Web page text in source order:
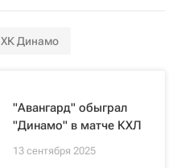
ХК Динамо
"Авангард" обыграл
"Динамо" в матче КХЛ
13 сентября 2025